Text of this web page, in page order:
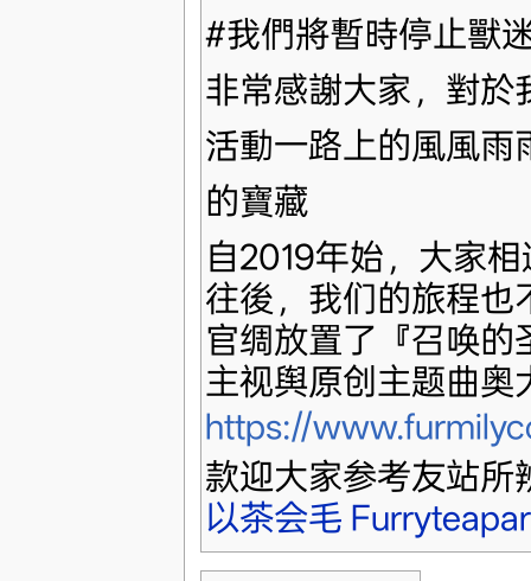
#我們將暫時停止獸
非常感謝大家，對於
活動一路上的風風雨
的寶藏
自2019年始，大家相
往後，我们的旅程也
官绸放置了『召唤的
主视舆原创主题曲奥
https://
款迎大家参考友站
以茶会毛